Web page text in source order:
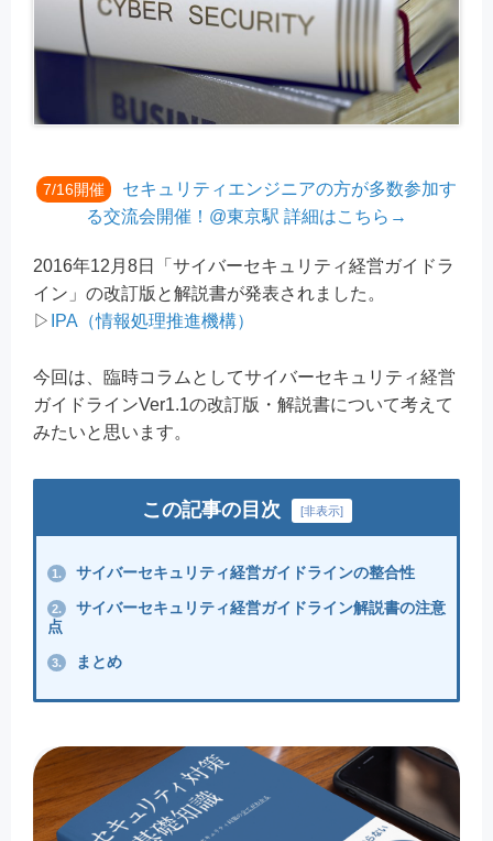
7/16開催
セキュリティエンジニアの方が多数参加す
る交流会開催！@東京駅 詳細はこちら→
2016年12月8日「サイバーセキュリティ経営ガイドラ
イン」の改訂版と解説書が発表されました。
▷ IPA（情報処理推進機構）
今回は、臨時コラムとしてサイバーセキュリティ経営
ガイドラインVer1.1の改訂版・解説書について考えて
みたいと思います。
この記事の目次 [非表示]
1. サイバーセキュリティ経営ガイドラインの整合性
2.
サイバーセキュリティ経営ガイドライン解説書の注意
点
3. まとめ